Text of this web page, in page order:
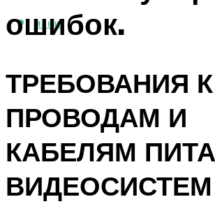
МЕНЮ
ошибок.
ТРЕБОВАНИЯ К
ПРОВОДАМ И
КАБЕЛЯМ
ВИДЕОСИСТЕМ